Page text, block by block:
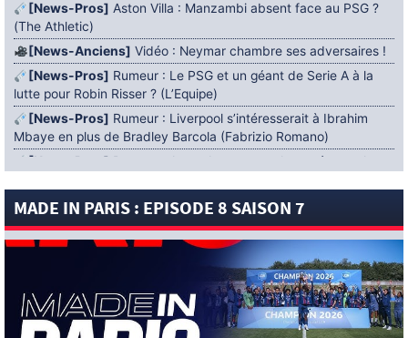
[News-Pros] Aston Villa : Manzambi absent face au PSG ?
(The Athletic)
[News-Anciens] Vidéo : Neymar chambre ses adversaires !
[News-Pros] Rumeur : Le PSG et un géant de Serie A à la
lutte pour Robin Risser ? (L’Equipe)
[News-Pros] Rumeur : Liverpool s’intéresserait à Ibrahim
Mbaye en plus de Bradley Barcola (Fabrizio Romano)
[News-Pros]
Rumeur : Accord contractuel trouvé entre le
[News-Pros]Rumeur : Le PSG aurait lancé un ultimatum
pour boucler le dossier Ferran Torres (Matteo Moretto)
4 AOÛT 2026
Mercato : Khalil Ayari prêté à Dunkerque
(Officiel)
[News-Anciens]Leverkusen : un retour de Diaby envisagé
MADE IN PARIS : EPISODE 8 SAISON 7